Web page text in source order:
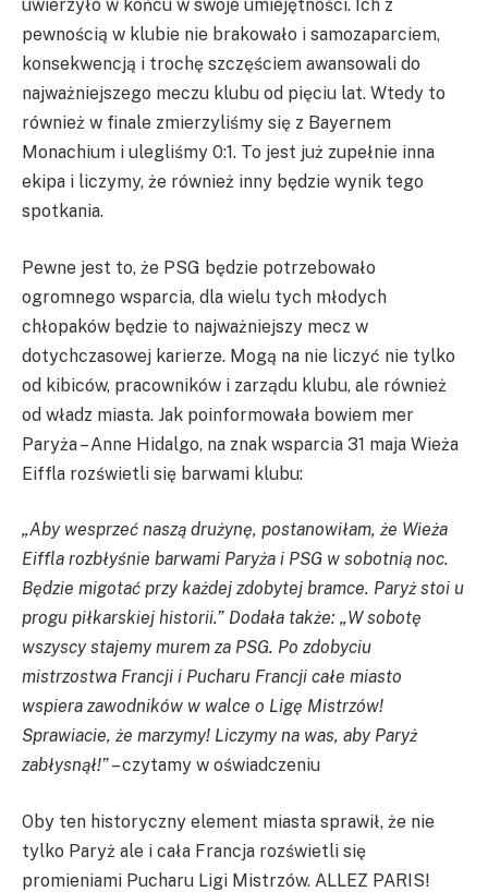
uwierzyło w końcu w swoje umiejętności. Ich z
pewnością w klubie nie brakowało i samozaparciem,
konsekwencją i trochę szczęściem awansowali do
najważniejszego meczu klubu od pięciu lat. Wtedy to
również w finale zmierzyliśmy się z Bayernem
Monachium i ulegliśmy 0:1. To jest już zupełnie inna
ekipa i liczymy, że również inny będzie wynik tego
spotkania.
Pewne jest to, że PSG będzie potrzebowało
ogromnego wsparcia, dla wielu tych młodych
chłopaków będzie to najważniejszy mecz w
dotychczasowej karierze. Mogą na nie liczyć nie tylko
od kibiców, pracowników i zarządu klubu, ale również
od władz miasta. Jak poinformowała bowiem mer
Paryża – Anne Hidalgo, na znak wsparcia 31 maja Wieża
Eiffla rozświetli się barwami klubu:
„Aby wesprzeć naszą drużynę, postanowiłam, że Wieża
Eiffla rozbłyśnie barwami Paryża i PSG w sobotnią noc.
Będzie migotać przy każdej zdobytej bramce. Paryż stoi u
progu piłkarskiej historii.” Dodała także: „W sobotę
wszyscy stajemy murem za PSG. Po zdobyciu
mistrzostwa Francji i Pucharu Francji całe miasto
wspiera zawodników w walce o Ligę Mistrzów!
Sprawiacie, że marzymy! Liczymy na was, aby Paryż
zabłysnął!”– czytamy w oświadczeniu
Oby ten historyczny element miasta sprawił, że nie
tylko Paryż ale i cała Francja rozświetli się
promieniami Pucharu Ligi Mistrzów. ALLEZ PARIS!